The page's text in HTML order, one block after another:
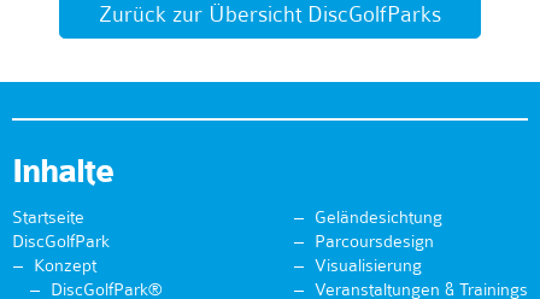
Zurück zur Übersicht DiscGolfParks
Inhalte
Startseite
DiscGolfPark
Konzept
DiscGolfPark®
Geländesichtung
Parcoursdesign
Visualisierung
Veranstaltungen & Trainings